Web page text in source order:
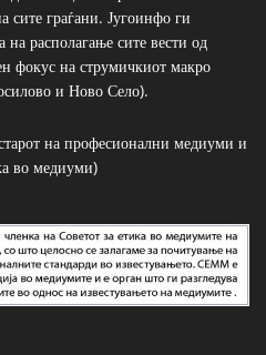
граѓани. Југоинфо ги
на располагање сите вести од
фокус на струмичкиот макро
и Ново Село).
на професионални медиуми и
во медиуми)